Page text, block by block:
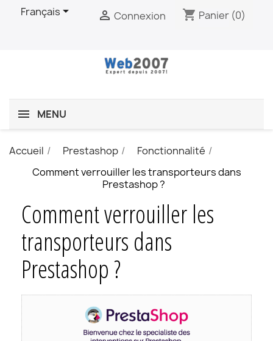
Français  Connexion shopping_cart Panier (0)
MENU
Accueil Prestashop
Fonctionnalité
Comment verrouiller les transporteurs dans
Prestashop ?
Comment verrouiller les
transporteurs dans
Prestashop ?